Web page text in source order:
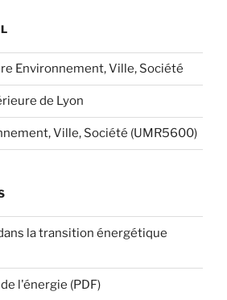
Environnement, Ville, Société
de Lyon
Ville, Société (UMR5600)
la transition énergétique
l'énergie (PDF)